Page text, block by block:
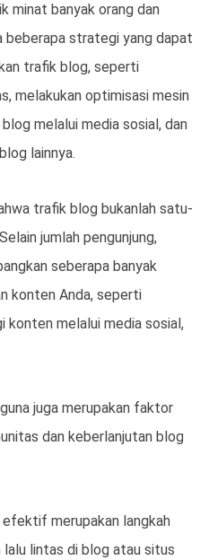
minat banyak orang dan
beberapa strategi yang dapat
trafik blog, seperti
melakukan optimisasi mesin
melalui media sosial, dan
lainnya.
trafik blog bukanlah satu-
jumlah pengunjung,
seberapa banyak
konten Anda, seperti
konten melalui media sosial,
juga merupakan faktor
dan keberlanjutan blog
merupakan langkah
lintas di blog atau situs